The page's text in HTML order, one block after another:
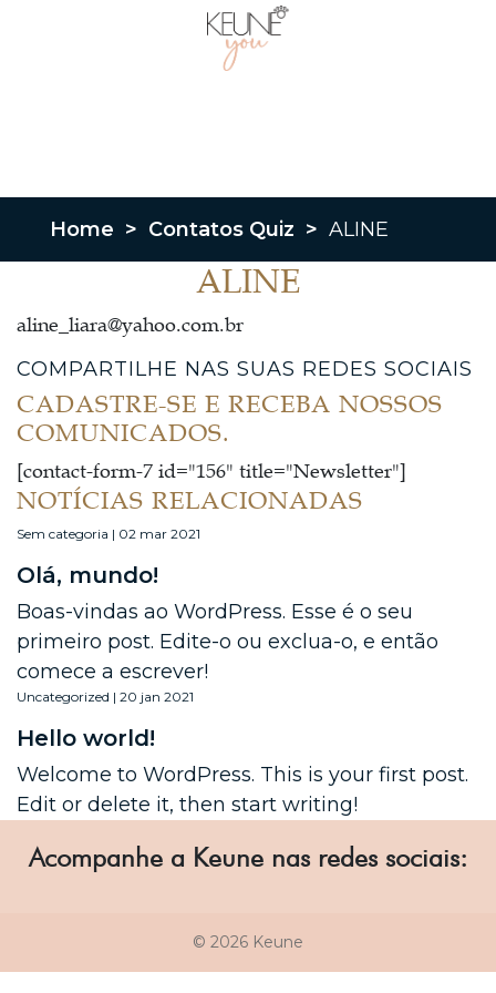
Home > Contatos Quiz > ALINE
ALINE
aline_liara@yahoo.com.br
COMPARTILHE NAS SUAS REDES SOCIAIS
CADASTRE-SE E RECEBA NOSSOS
COMUNICADOS.
[contact-form-7 id="156" title="Newsletter"]
NOTÍCIAS RELACIONADAS
Sem categoria | 02 mar 2021
Olá, mundo!
Boas-vindas ao WordPress. Esse é o seu
primeiro post. Edite-o ou exclua-o, e então
comece a escrever!
Uncategorized | 20 jan 2021
Hello world!
Welcome to WordPress. This is your first post.
Edit or delete it, then start writing!
Acompanhe a Keune nas redes sociais:
© 2026 Keune